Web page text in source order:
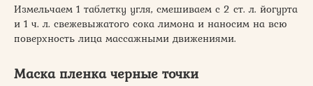
Измельчаем 1 таблетку угля, смешиваем с 2 ст. л. йогурта
и 1 ч. л. свежевыжатого сока лимона и наносим на всю
поверхность лица массажными движениями.
Маска пленка черные точки